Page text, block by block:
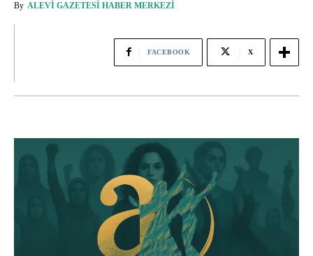
By ALEVI GAZETESI HABER MERKEZI
FACEBOOK X